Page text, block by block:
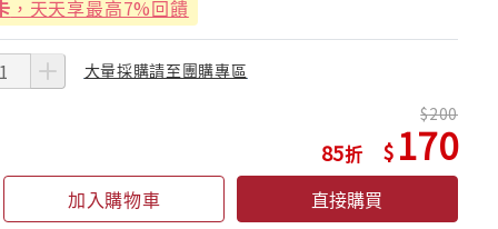
，天天享最高7%回饋
大量採購請至團購專區
85
200
170
加入購物車 直接購買